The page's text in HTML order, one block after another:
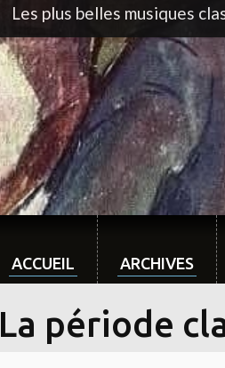
Les plus belles musiques
ACCUEIL ARCHIVES
La période